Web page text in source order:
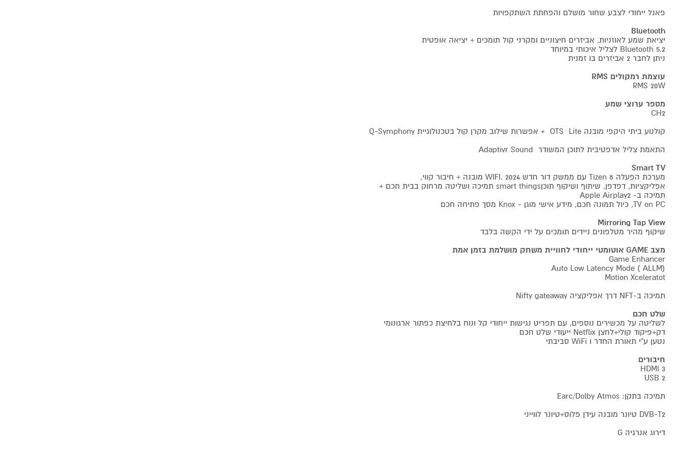
פאנל ייחודי לצבע שחור מושלם והפחתת השתקפויות
Bluetooth
יציאת שמע לאוזניות, אביזרים חיצוניים ומקרני קול תומכים + יציאה אופטית
Bluetooth 5.2 לצליל איכותי במיוחד
ניתן לחבר 2 אביזרים בו זמנית
עוצמת רמקולים RMS
RMS 20W
מספר ערוצי שמע
CH2
קולנוע ביתי היקפי מובנה OTS Lite + אפשרות שילוב מקרן קול בטכנולוגיית Q-Symphony
התאמת צליל אדפטיבית לתוכן המשודר Adaptivr Sound
Smart TV
מערכת הפעלה 8 Tizen עם ממשק דור חדש 2024 .WIFI מובנה + חיבור קווי,
אפליקציות, דפדפן, שיתוף ושיקוף תוכןsmart things תמיכה ושליטה מרחוק בבית חכם +
תמיכה ב- Apple Airplay2
TV on PC, כיול תמונה חכם, מידע אישי מוגן - Knox מסך פתיחה חכם
Mirroring Tap View
שיקוף מהיר מטלפונים ניידים תומכים על ידי הקשה בלבד
מצב GAME אוטומטי ייחודי לחוויית משחק מושלמת בזמן אמת
Game Enhancer
Auto Low Latency Mode ( ALLM)
Motion Xceleratot
תמיכה ב-NFT דרך אפליקציה Nifty gateaway
שלט חכם
לשליטה על מכשירים נוספים, עם תפריט נגישות ייחודי קל ונוח בלחיצת כפתור ארגונומי
דק+פיקוד קולי+לחצן Netflix ייעודי שלט חכם
נטען ע"י תאורת החדר ו WiFi סביבתי
חיבורים
HDMI 3
USB 2
תמיכה בתקן: Earc/Dolby Atmos
DVB-T2 טיונר מובנה עידן פלוס+טיונר לווייני
דירוג אנרגיה G